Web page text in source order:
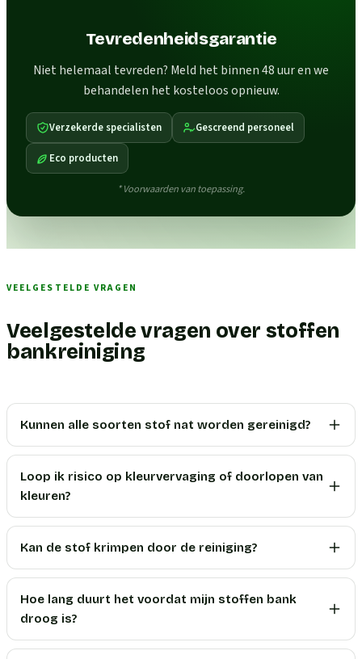
Tevredenheidsgarantie
Niet helemaal tevreden? Meld het binnen 48 uur en we
behandelen het kosteloos opnieuw.
Verzekerde specialisten Gescreend personeel
Eco producten
* Voorwaarden van toepassing.
VEELGESTELDE VRAGEN
Veelgestelde vragen over stoffen
bankreiniging
Kunnen alle soorten stof nat worden gereinigd?
Loop ik risico op kleurvervaging of doorlopen van
kleuren?
Kan de stof krimpen door de reiniging?
Hoe lang duurt het voordat mijn stoffen bank
droog is?